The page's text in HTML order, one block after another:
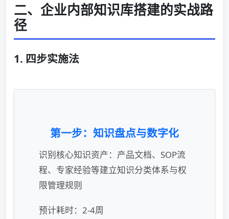
二、企业内部知识库搭建的实战路
径
1. 四步实施法
第一步：知识盘点与数字化
识别核心知识资产：产品文档、SOP流
程、专家经验等建立知识分类体系与权
限管理规则
预计耗时：2-4周